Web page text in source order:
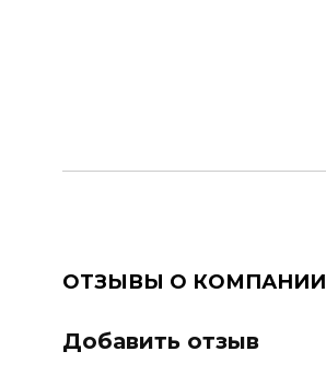
ОТЗЫВЫ О КОМПАНИИ
Добавить отзыв